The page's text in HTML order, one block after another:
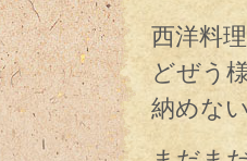
西洋料
どぜう
納めな